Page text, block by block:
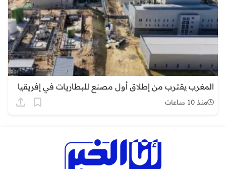
المغرب يقترب من إطلاق أول مصنع للبطاريات في إفريقيا
منذ 10 ساعات